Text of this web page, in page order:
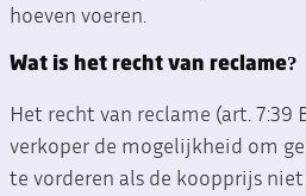
hoeven voeren.
Wat is het recht van reclame?
Het recht van reclame (art. 7:39
verkoper de mogelijkheid om
te vorderen als de koopprijs